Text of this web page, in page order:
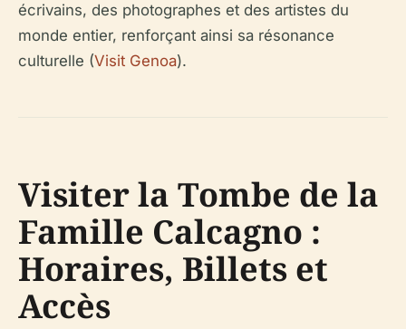
écrivains, des photographes et des artistes du
monde entier, renforçant ainsi sa résonance
culturelle (Visit Genoa).
Visiter la Tombe de la
Famille Calcagno :
Horaires, Billets et
Accès